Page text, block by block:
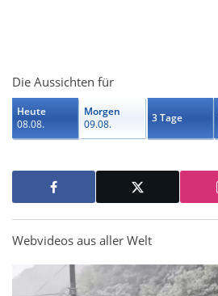
Die Aussichten für
Heute
08.08.
Morgen
09.08.
3 Tage
Webvideos aus aller Welt